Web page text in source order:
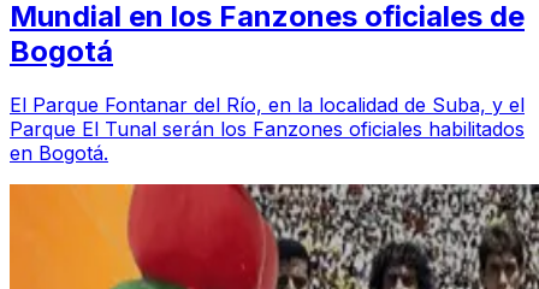
Mundial en los Fanzones oficiales de
Bogotá
El Parque Fontanar del Río, en la localidad de Suba, y el
Parque El Tunal serán los Fanzones oficiales habilitados
en Bogotá.